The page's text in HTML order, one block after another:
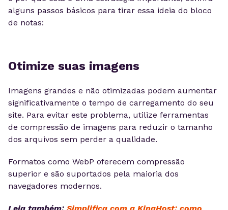
alguns passos básicos para tirar essa ideia do bloco
de notas:
Otimize suas imagens
Imagens grandes e não otimizadas podem aumentar
significativamente o tempo de carregamento do seu
site. Para evitar este problema, utilize ferramentas
de compressão de imagens para reduzir o tamanho
dos arquivos sem perder a qualidade.
Formatos como WebP oferecem compressão
superior e são suportados pela maioria dos
navegadores modernos.